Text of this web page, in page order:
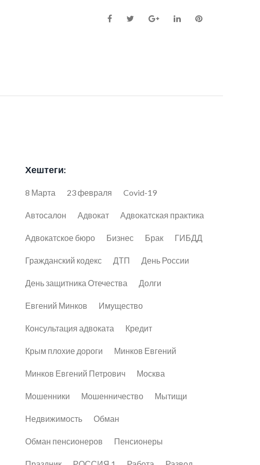
FacebookTwitter Google+LinkedIn
Хештеги:
8 Марта 23 февраля Covid-19
Автосалон Адвокат Адвокатская практика
Адвокатское бюро Бизнес Брак ГИБДД
Гражданский кодекс ДТП День России
День защитника Отечества Долги
Евгений Минков Имущество
Консультация адвоката Кредит
Крым плохие дороги Минков Евгений
Минков Евгений Петрович Москва
Мошенники Мошенничество Мытищи
Недвижимость Обман
Обман пенсионеров Пенсионеры